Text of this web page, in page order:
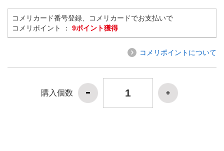
コメリカード番号登録、コメリカードでお支払いで
コメリポイント ： 9ポイント獲得
コメリポイントについて
購入個数